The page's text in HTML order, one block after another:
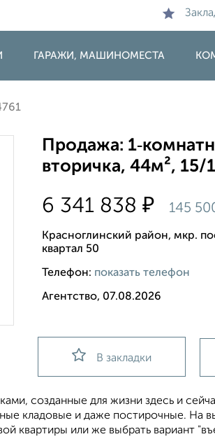
ГАРАЖИ, МАШИНОМЕСТА
Продажа:
вторичка, 44м², 15/
6 341 838₽ 145
Красноглинский район, мкр.
квартал 50
Телефон: показать телефон
Агентство, 07.08.2026
В закладки
созданные для жизни здесь и
кладовые и даже постирочные. На
квартиры или же выбрать вариант